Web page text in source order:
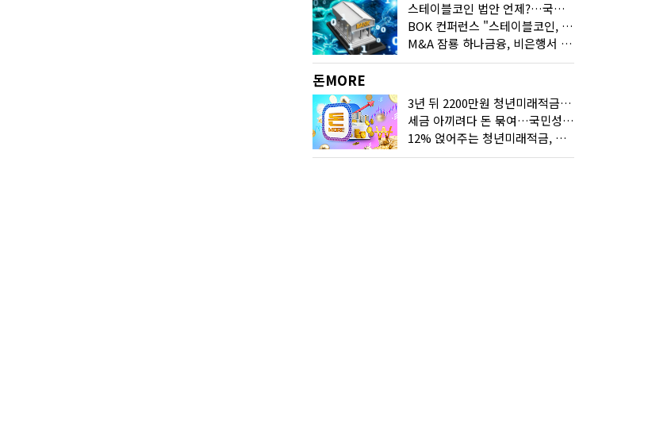
스테이블코인 법안 언제?…국회에 쏠린 시선
BOK 컨퍼런스 "스테이블코인, 결제 넘어 보험 대출 등 금융 연결 도구"
M&A 잠룡 하나금융, 비은행서 '두나무'로 눈돌린 이유는
돈MORE
3년 뒤 2200만원 청년미래적금, 최고 금리 받으려면?
세금 아끼려다 돈 묶여…국민성장펀드 누가 가입하면 좋을까
12% 얹어주는 청년미래적금, 갈아타기 거절 될수 있어요